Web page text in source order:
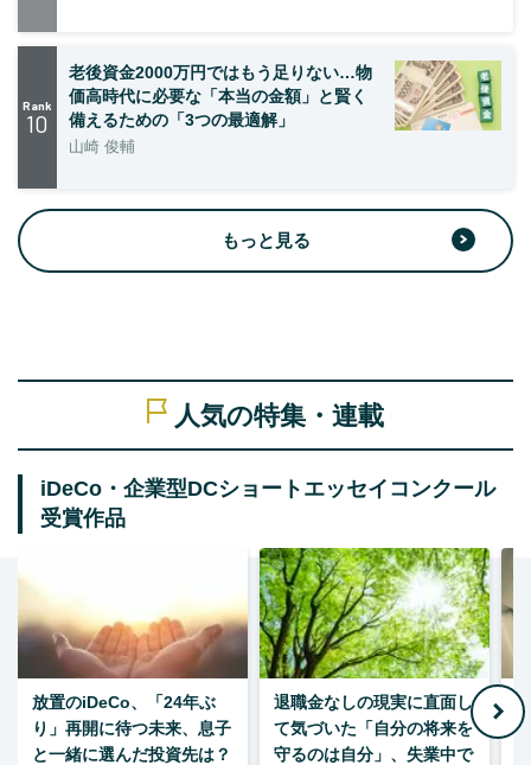
Rank
10
老後資金2000万円ではもう足りない…物
価高時代に必要な「本当の金額」と賢く
備えるための「3つの最適解」
山崎 俊輔
もっと見る
人気の特集・連載
iDeCo・企業型DCショートエッセイコンクール
受賞作品
放置のiDeCo、「24年ぶ
り」再開に待つ未来、息子
と一緒に選んだ投資先は？
退職金なしの現実に直面し
て気づいた「自分の将来を
守るのは自分」、失業中で